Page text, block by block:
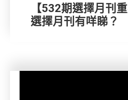
【532期選擇月刊
選擇月刊有咩睇？